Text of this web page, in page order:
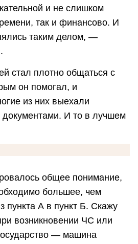
и не слишком
так и финансово. И
таким делом, —
стал плотно общаться с
он помогал, и
из них выехали
документами. И то в лучшем
общее понимание,
большее, чем
пункта А в пункт Б. Скажу
возникновении ЧС или
— машина